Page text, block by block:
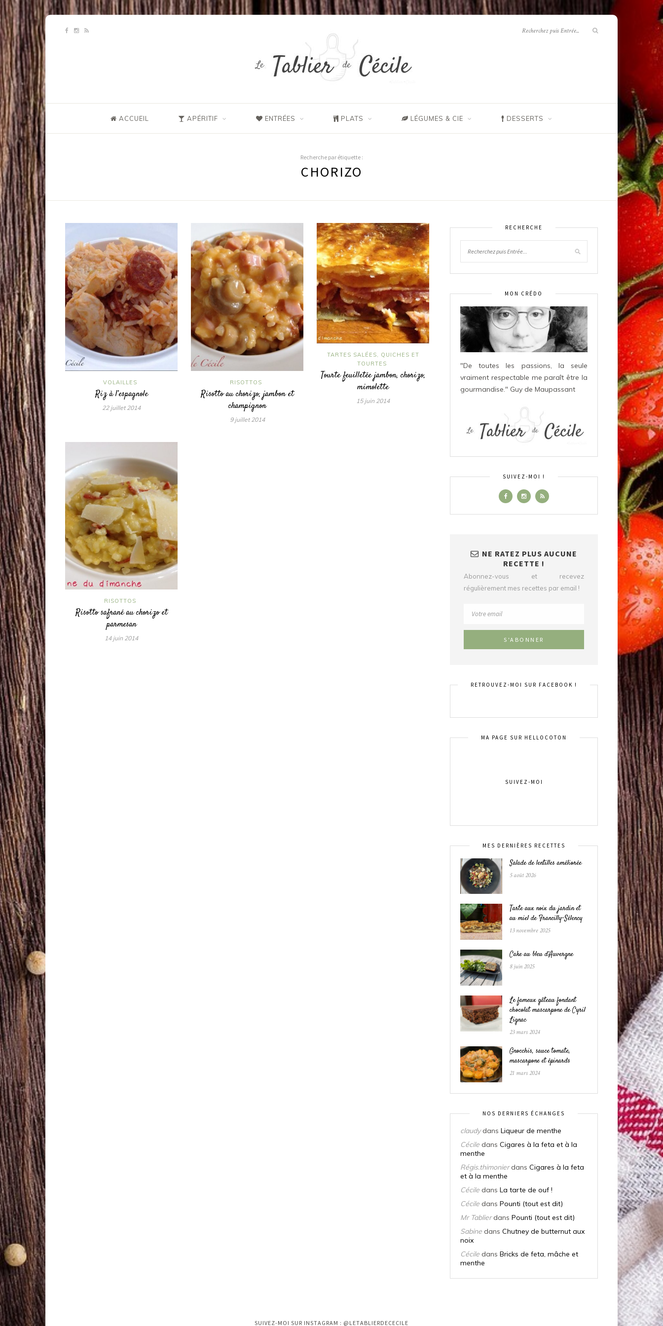
ACCUEIL APÉRITIF ENTRÉES PLATS LÉGUMES & CIE DESSERTS
Recherche par étiquette :
CHORIZO
VOLAILLES
Riz à l’espagnole
22 juillet 2014
RISOTTOS
Risotto au chorizo, jambon et
champignon
9 juillet 2014
TARTES SALÉES, QUICHES ET
TOURTES
Tourte feuilletée jambon, chorizo,
mimolette
15 juin 2014
RISOTTOS
Risotto safrané au chorizo et
parmesan
14 juin 2014
RECHERCHE
MON CRÉDO
"De toutes les passions, la seule
vraiment respectable me paraît être la
gourmandise." Guy de Maupassant
SUIVEZ-MOI !
NE RATEZ PLUS AUCUNE
RECETTE !
Abonnez-vous et recevez
régulièrement mes recettes par email !
RETROUVEZ-MOI SUR FACEBOOK !
MA PAGE SUR HELLOCOTON
SUIVEZ-MOI
MES DERNIÈRES RECETTES
Salade de lentilles améliorée
5 août 2026
Tarte aux noix du jardin et
au miel de Francilly-Sélency
13 novembre 2025
Cake au bleu d’Auvergne
8 juin 2025
Le fameux gâteau fondant
chocolat mascarpone de Cyril
Lignac
23 mars 2024
Gnocchis, sauce tomate,
mascarpone et épinards
21 mars 2024
NOS DERNIERS ÉCHANGES
claudydans Liqueur de menthe
Cécile dans Cigares à la feta et à la
menthe
Régis.thimonierdans Cigares à la feta
et à la menthe
Cécile dans La tarte de ouf !
Cécile dans Pounti (tout est dit)
Mr Tablierdans Pounti (tout est dit)
Sabine dans Chutney de butternut aux
noix
Cécile dans Bricks de feta, mâche et
menthe
SUIVEZ-MOI SUR INSTAGRAM : @LETABLIERDECECILE
Instagram n'a pas retourné le status 200.